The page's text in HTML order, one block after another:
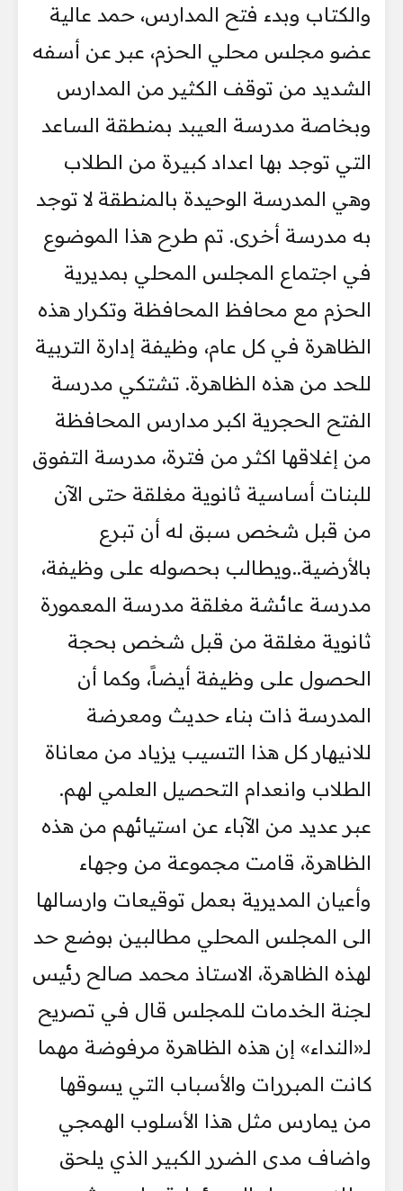
والكتاب وبدء فتح المدارس، حمد عالية
عضو مجلس محلي الحزم، عبر عن أسفه
الشديد من توقف الكثير من المدارس
وبخاصة مدرسة العيبد بمنطقة الساعد
التي توجد بها اعداد كبيرة من الطلاب
وهي المدرسة الوحيدة بالمنطقة لا توجد
به مدرسة أخرى. تم طرح هذا الموضوع
في اجتماع المجلس المحلي بمديرية
الحزم مع محافظ المحافظة وتكرار هذه
الظاهرة في كل عام، وظيفة إدارة التربية
للحد من هذه الظاهرة. تشتكي مدرسة
الفتح الحجرية اكبر مدارس المحافظة
من إغلاقها اكثر من فترة، مدرسة التفوق
للبنات أساسية ثانوية مغلقة حتى الآن
من قبل شخص سبق له أن تبرع
بالأرضية..ويطالب بحصوله على وظيفة،
مدرسة عائشة مغلقة مدرسة المعمورة
ثانوية مغلقة من قبل شخص بحجة
الحصول على وظيفة أيضاً، وكما أن
المدرسة ذات بناء حديث ومعرضة
للانيهار كل هذا التسيب يزياد من معاناة
الطلاب وانعدام التحصيل العلمي لهم.
عبر عديد من الآباء عن استيائهم من هذه
الظاهرة، قامت مجموعة من وجهاء
وأعيان المديرية بعمل توقيعات وارسالها
الى المجلس المحلي مطالبين بوضع حد
لهذه الظاهرة، الاستاذ محمد صالح رئيس
لجنة الخدمات للمجلس قال في تصريح
لـ«النداء» إن هذه الظاهرة مرفوضة مهما
كانت المبررات والأسباب التي يسوقها
من يمارس مثل هذا الأسلوب الهمجي
واضاف مدى الضرر الكبير الذي يلحق